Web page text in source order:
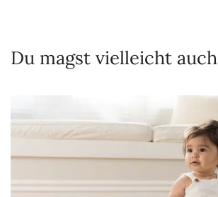
Du magst vielleicht auch